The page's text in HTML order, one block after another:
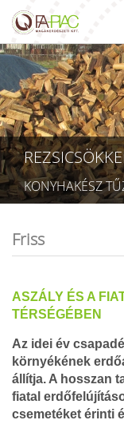
Friss
ASZÁLY ÉS A
TÉRSÉGÉBEN
Az idei év
környékének
állítja. A hosszan
fiatal
csemetéket érinti